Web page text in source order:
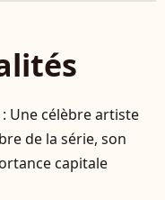
Une célèbre artiste
de la série, son
capitale